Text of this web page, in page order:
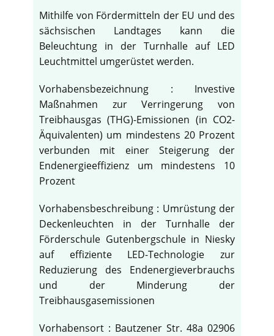
Mithilfe von Fördermitteln der EU und des
sächsischen Landtages kann die
Beleuchtung in der Turnhalle auf LED
Leuchtmittel umgerüstet werden.
Vorhabensbezeichnung : Investive
Maßnahmen zur Verringerung von
Treibhausgas (THG)-Emissionen (in CO2-
Äquivalenten) um mindestens 20 Prozent
verbunden mit einer Steigerung der
Endenergieeffizienz um mindestens 10
Prozent
Vorhabensbeschreibung : Umrüstung der
Deckenleuchten in der Turnhalle der
Förderschule Gutenbergschule in Niesky
auf effiziente LED-Technologie zur
Reduzierung des Endenergieverbrauchs
und der Minderung der
Treibhausgasemissionen
Vorhabensort : Bautzener Str. 48a 02906